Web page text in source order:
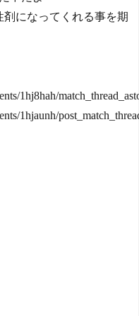
になってくれる事を期
1hj8hah/
1hjaunh/